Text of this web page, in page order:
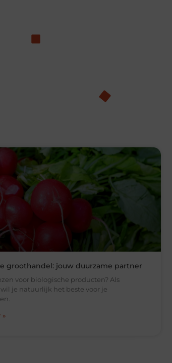
groothandel: jouw duurzame partner
voor biologische producten? Als
je natuurlijk het beste voor je
»